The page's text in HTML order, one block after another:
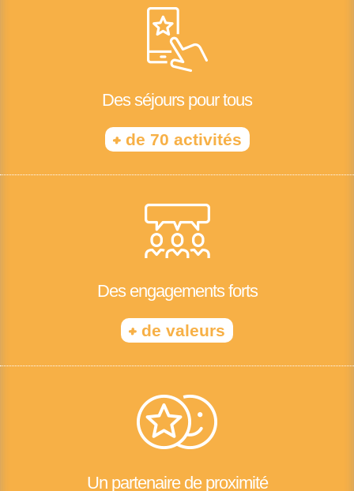
Des séjours pour tous
+de 70 activités
Des engagements forts
+ de valeurs
Un partenaire de proximité